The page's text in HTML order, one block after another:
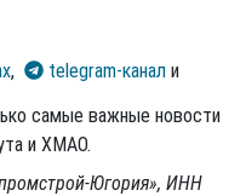
, telegram-канал и
самые важные новости
и ХМАО.
Югория», ИНН